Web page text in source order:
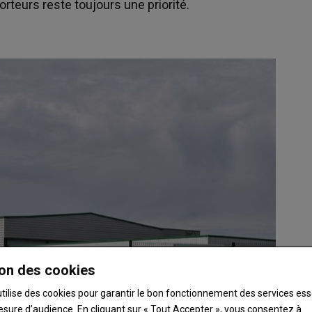
reste toujours une priorité.
des cookies
des cookies pour garantir le bon fonctionnement des services
d’audience. En cliquant sur « Tout Accepter », vous consentez à